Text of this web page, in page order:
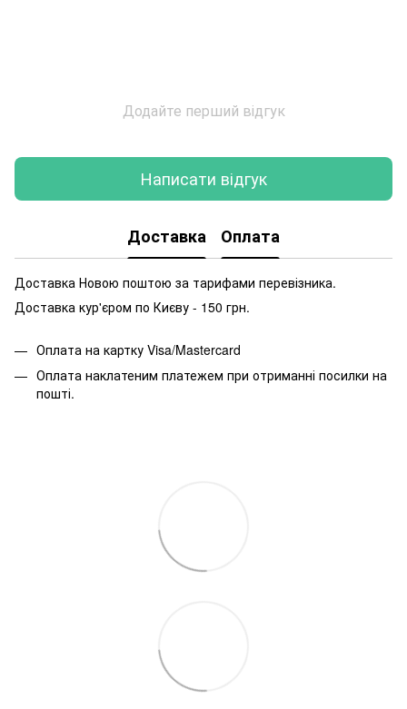
Додайте перший відгук
Написати відгук
Доставка Оплата
Доставка Новою поштою за тарифами перевізника.
Доставка кур'єром по Києву - 150 грн.
Оплата на картку Visa/Mastercard
Оплата наклатеним платежем при отриманні посилки на
пошті.